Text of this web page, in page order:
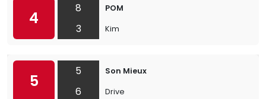
4
8
3
POM
Kim
5
5
6
Son Mieux
Drive